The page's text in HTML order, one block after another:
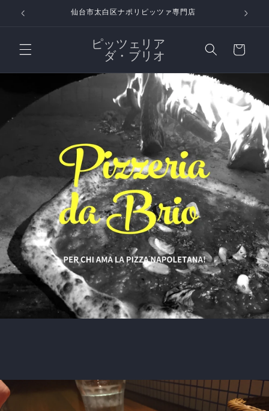
ンツに
仙台市太白区ナポリピッツァ専門店
ピッツェリア
ダ・ブリオ
ー